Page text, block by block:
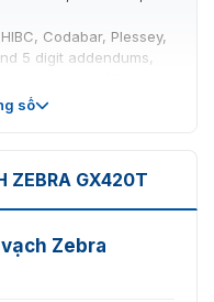
HIBC, Codabar, Plessey,
5 digit addendums,
Telepen, UPS
số
ZEBRA GX420T
Zebra